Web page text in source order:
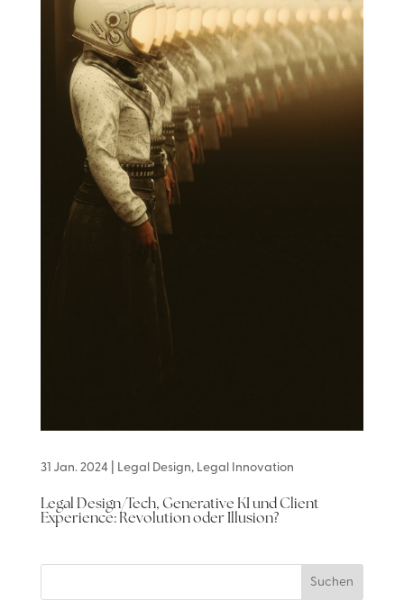
Legal Design/Tech, Generative KI und Client
Experience: Revolution oder Illusion?
31 Jan. 2024| Legal Design, Legal Innovation
Suchen